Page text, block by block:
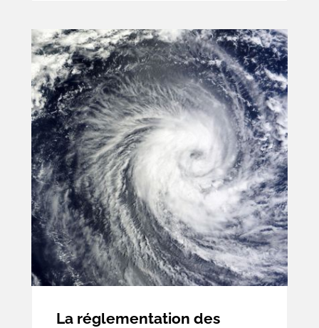
incomplète que l’acheteur est tenu
d’écarter, et (ii) ceux qui sont demandés
pour simplement apprécier la valeur
technique d’une offre, dont l’absence de
production n’est source que d’une plus
mauvaise note sur un critère ou sous-
critère.
La réglementation des